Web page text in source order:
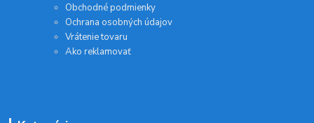
Obchodné podmienky
Ochrana osobných údajov
Vrátenie tovaru
Ako reklamovať